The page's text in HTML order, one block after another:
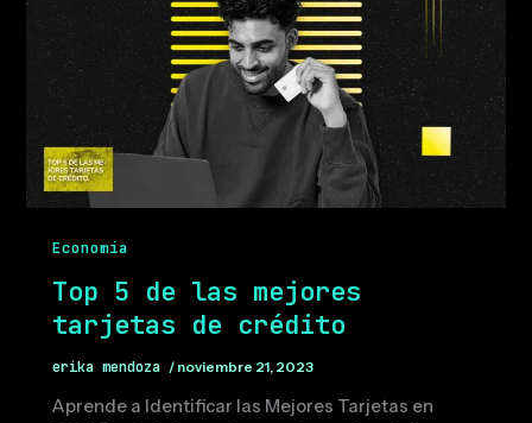
Economía
Top 5 de las mejores
tarjetas de crédito
erika mendoza / noviembre 21, 2023
Aprende a Identificar las Mejores Tarjetas en